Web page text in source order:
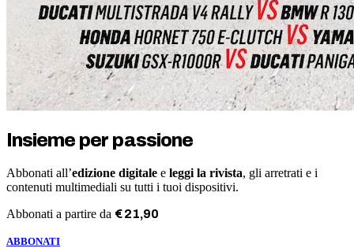
Insieme per passione
Abbonati all’edizione digitale e leggi la rivista, gli arretrati e i
contenuti multimediali su tutti i tuoi dispositivi.
Abbonati a partire da €21,90
ABBONATI